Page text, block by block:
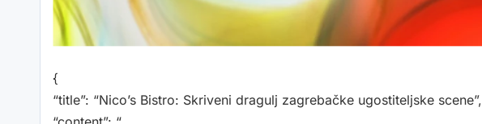
{
“title”: “Nico’s Bistro: Skriveni dragulj zagrebačke ugostiteljske scene”,